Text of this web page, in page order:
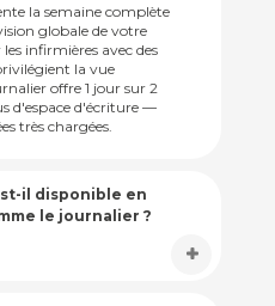
la semaine complète
globale de votre
infirmières avec des
la vue
offre 1 jour sur 2
d'espace d'écriture —
très chargées.
il disponible en
le journalier ?